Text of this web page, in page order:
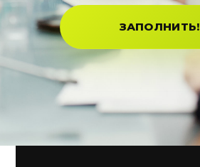
ЗАПОЛНИТЬ!